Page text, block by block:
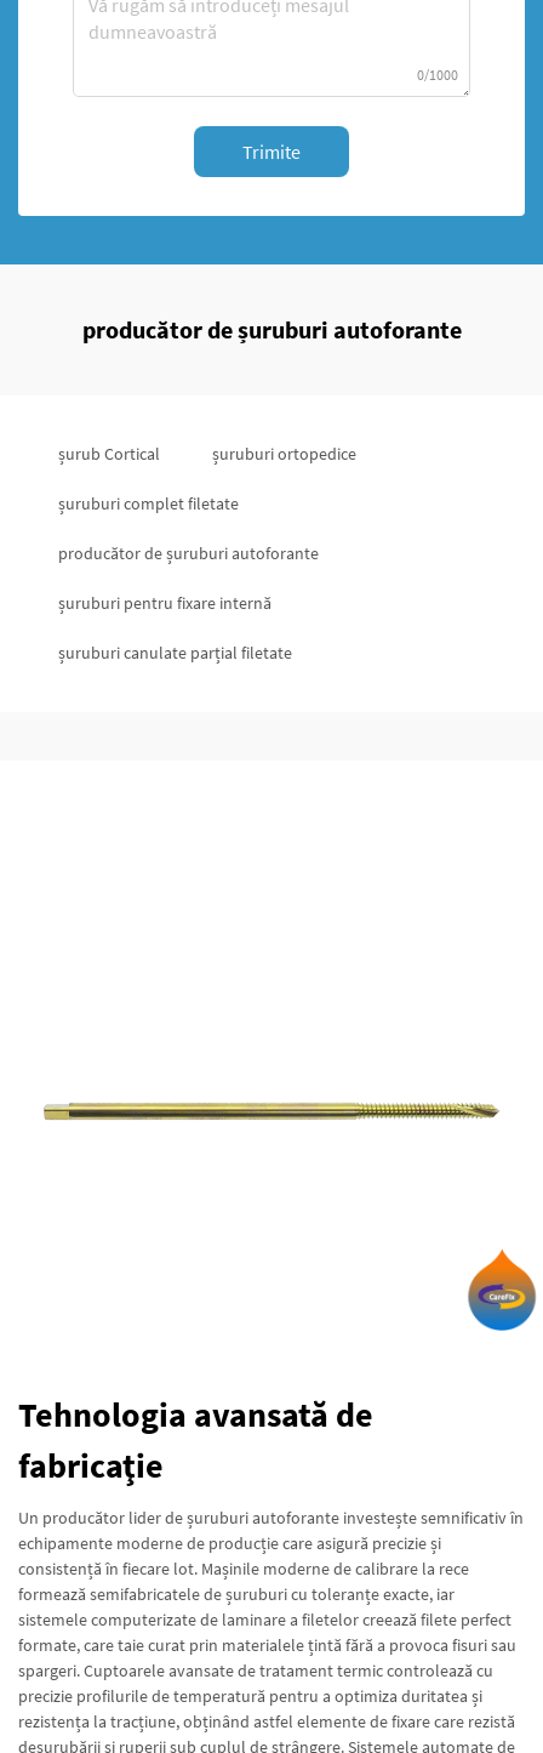
0/1000
Trimite
producător de șuruburi autoforante
șurub Cortical șuruburi ortopedice
șuruburi complet filetate
producător de șuruburi autoforante
șuruburi pentru fixare internă
șuruburi canulate parțial filetate
Tehnologia avansată de
fabricaţie
Un producător lider de șuruburi autoforante investește semnificativ în
echipamente moderne de producție care asigură precizie și
consistență în fiecare lot. Mașinile moderne de calibrare la rece
formează semifabricatele de șuruburi cu toleranțe exacte, iar
sistemele computerizate de laminare a filetelor creează filete perfect
formate, care taie curat prin materialele țintă fără a provoca fisuri sau
spargeri. Cuptoarele avansate de tratament termic controlează cu
precizie profilurile de temperatură pentru a optimiza duritatea și
rezistența la tracțiune, obținând astfel elemente de fixare care rezistă
desurubării și ruperii sub cuplul de strângere. Sistemele automate de